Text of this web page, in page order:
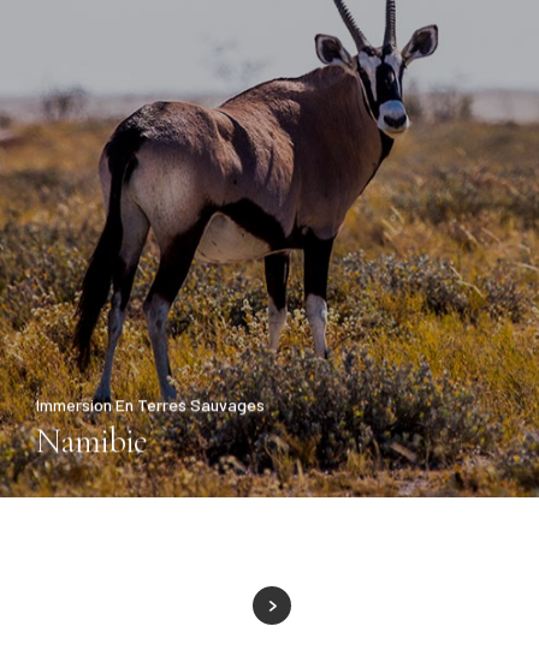
Immersion En Terres Sauvages
Namibie